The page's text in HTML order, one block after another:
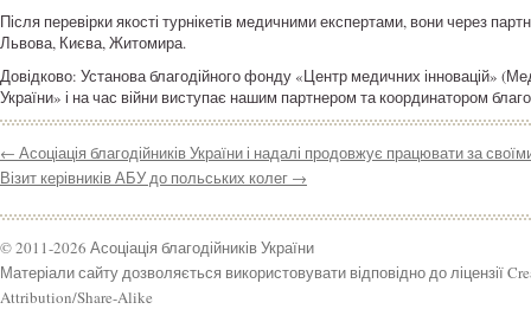
Після перевірки якості турнікетів медичними експертами, вони через
Львова, Києва, Житомира.
Довідково: Установа благодійного фонду «Центр медичних інновацій»
України» і на час війни виступає нашим партнером та координатором
← Асоціація благодійників України і надалі продовжує працювати за
Візит керівників АБУ до польських колег →
© 2011-2026 Асоціація благодійників України
Матеріали сайту дозволяється використовувати відповідно до ліцензії
Attribution/Share-Alike